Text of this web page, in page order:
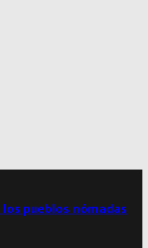
pueblos nómadas